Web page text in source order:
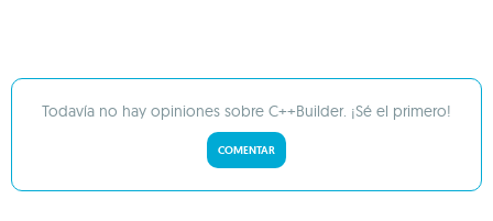
Todavía no hay opiniones sobre C++Builder. ¡Sé el primero!
COMENTAR